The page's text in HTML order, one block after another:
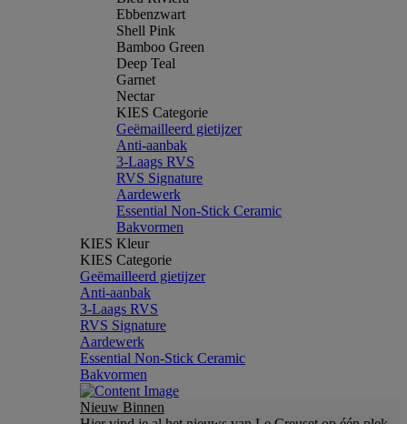
Ebbenzwart
Shell Pink
Bamboo Green
Deep Teal
Garnet
Nectar
KIES Categorie
Geëmailleerd gietijzer
Anti-aanbak
3-Laags RVS
RVS Signature
Aardewerk
Essential Non-Stick Ceramic
Bakvormen
KIES Kleur
KIES Categorie
Geëmailleerd gietijzer
Anti-aanbak
3-Laags RVS
RVS Signature
Aardewerk
Essential Non-Stick Ceramic
Bakvormen
Nieuw Binnen